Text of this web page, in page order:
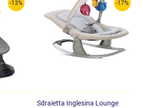
-13% -17%
Sdraietta Inglesina Lounge